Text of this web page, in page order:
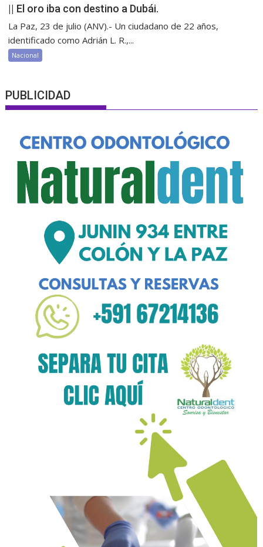
|| El oro iba con destino a Dubái.
La Paz, 23 de julio (ANV).- Un ciudadano de 22 años,
identificado como Adrián L. R.,...
Nacional
PUBLICIDAD